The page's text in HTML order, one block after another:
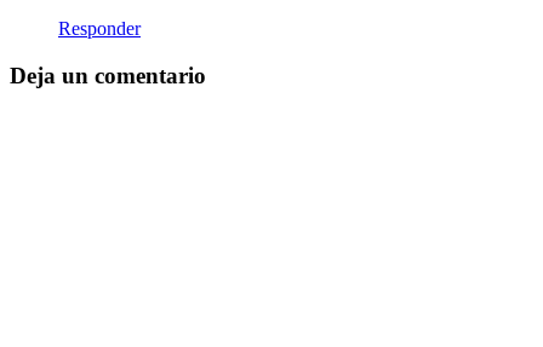
Responder
Deja un comentario